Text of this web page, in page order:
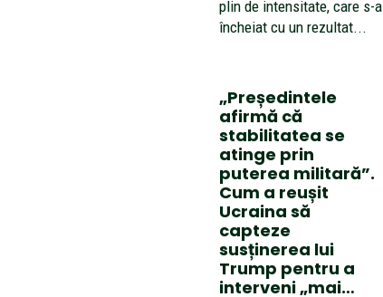
plin de intensitate, care s-a
încheiat cu un rezultat...
„Președintele
afirmă că
stabilitatea se
atinge prin
puterea militară”.
Cum a reușit
Ucraina să
capteze
susținerea lui
Trump pentru a
interveni „mai…